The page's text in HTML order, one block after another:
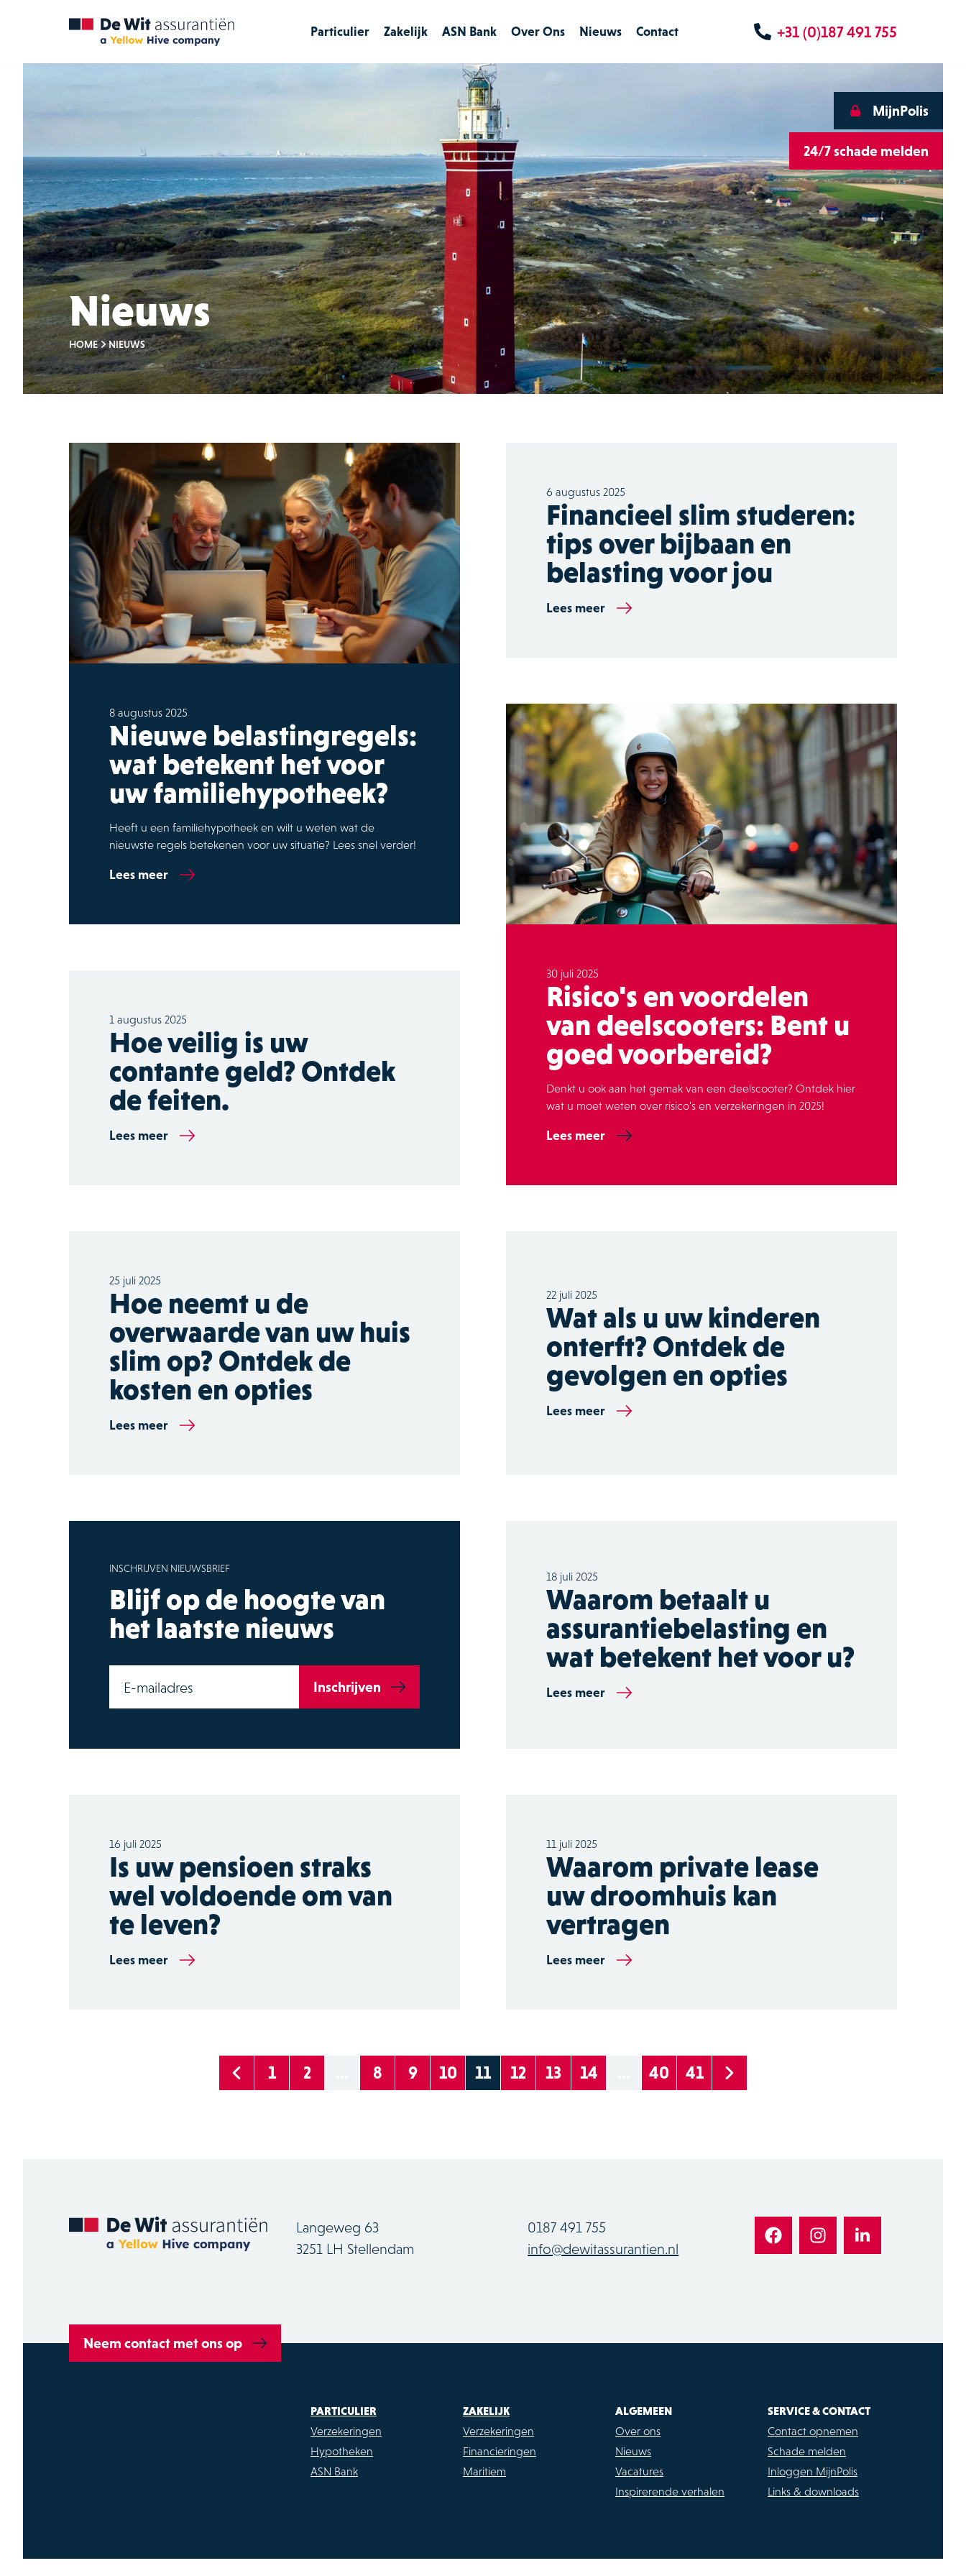
+31 (0)187 491 755
Particulier
Verzekeringen
Zakelijk
Verzekeringen
Financieringen
ASN Bank
Particulier
Zakelijk
Over Ons Nieuws Contact
Nieuws
HOME NIEUWS
MijnPolis
24/7 schade melden
8 augustus 2025
Nieuwe belastingregels:
wat betekent het voor
uw familiehypotheek?
Heeft u een familiehypotheek en wilt u weten wat de
nieuwste regels betekenen voor uw situatie? Lees snel verder!
Lees meer
6 augustus 2025
Financieel slim studeren:
tips over bijbaan en
belasting voor jou
Lees meer
1 augustus 2025
Hoe veilig is uw
contante geld? Ontdek
de feiten.
Lees meer
30 juli 2025
Risico's en voordelen
van deelscooters: Bent u
goed voorbereid?
Denkt u ook aan het gemak van een deelscooter? Ontdek hier
wat u moet weten over risico's en verzekeringen in 2025!
Lees meer
25 juli 2025
Hoe neemt u de
overwaarde van uw huis
slim op? Ontdek de
kosten en opties
Lees meer
22 juli 2025
Wat als u uw kinderen
onterft? Ontdek de
gevolgen en opties
Lees meer
INSCHRIJVEN NIEUWSBRIEF
Blijf op de hoogte van
het laatste nieuws
E-mailadres Inschrijven
18 juli 2025
Waarom betaalt u
assurantiebelasting en
wat betekent het voor u?
Lees meer
16 juli 2025
Is uw pensioen straks
wel voldoende om van
te leven?
Lees meer
11 juli 2025
Waarom private lease
uw droomhuis kan
vertragen
Lees meer
1 2 8 9 10 11 12 13 14 40 41
Langeweg 63
3251 LH Stellendam
0187 491 755
info@dewitassurantien.nl
Neem contact met ons op
PARTICULIER
Verzekeringen
Hypotheken
ASN Bank
ZAKELIJK
Verzekeringen
Financieringen
Maritiem
ALGEMEEN
Over ons
Nieuws
Vacatures
Inspirerende verhalen
SERVICE & CONTACT
Contact opnemen
Schade melden
Inloggen MijnPolis
Links & downloads